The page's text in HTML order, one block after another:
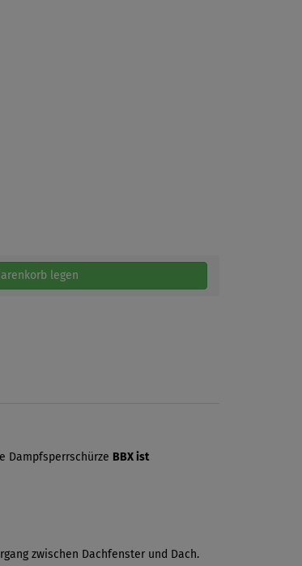
legen
Dampfsperrschürze BBX ist
zwischen Dachfenster und Dach.